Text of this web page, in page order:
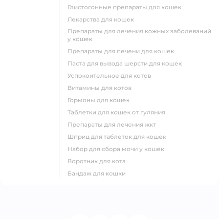
глистогонные препараты для кошек
лекарства для кошек
препараты для лечения кожных заболеваний
у кошек
препараты для печени для кошек
паста для вывода шерсти для кошек
успокоительное для котов
витамины для котов
гормоны для кошек
таблетки для кошек от гуляния
препараты для лечения жкт
шприц для таблеток для кошек
набор для сбора мочи у кошек
воротник для кота
бандаж для кошки